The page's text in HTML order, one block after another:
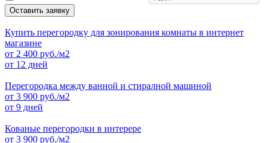
Оставить заявку
Купить перегородку для зонирования комнаты в интернет
магазине
от 2 400 руб./м2
от 12 дней
Перегородка между ванной и стиралной машиной
от 3 900 руб./м2
от 9 дней
Кованые перегородки в интерере
от 3 900 руб./м2